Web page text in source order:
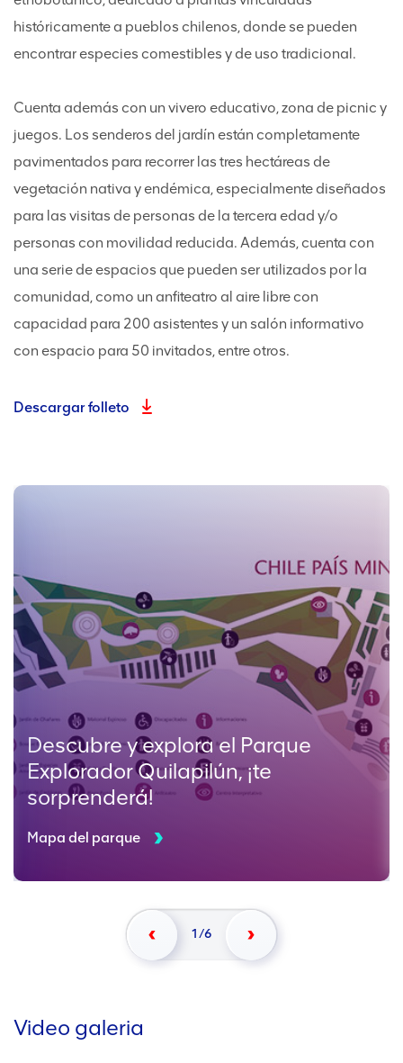
históricamente a pueblos chilenos, donde se pueden
encontrar especies comestibles y de uso tradicional.
Cuenta además con un vivero educativo, zona de picnic y
juegos. Los senderos del jardín están completamente
pavimentados para recorrer las tres hectáreas de
vegetación nativa y endémica, especialmente diseñados
para las visitas de personas de la tercera edad y/o
personas con movilidad reducida. Además, cuenta con
una serie de espacios que pueden ser utilizados por la
comunidad, como un anfiteatro al aire libre con
capacidad para 200 asistentes y un salón informativo
con espacio para 50 invitados, entre otros.
Descargar folleto
Descubre y explora el Parque
Explorador Quilapilún, ¡te
sorprenderá!
Mapa del parque
1/6
Video galeria